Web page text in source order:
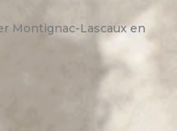
Montignac-Lascaux en